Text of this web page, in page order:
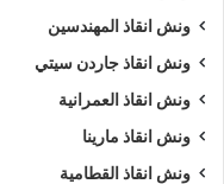
ونش انقاذ المهندسين
ونش انقاذ جاردن سيتي
ونش انقاذ العمرانية
ونش انقاذ مارينا
ونش انقاذ القطامية